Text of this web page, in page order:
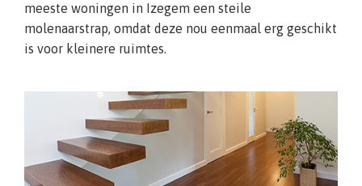
meeste woningen in Izegem een steile
molenaarstrap, omdat deze nou eenmaal erg geschikt
is voor kleinere ruimtes.